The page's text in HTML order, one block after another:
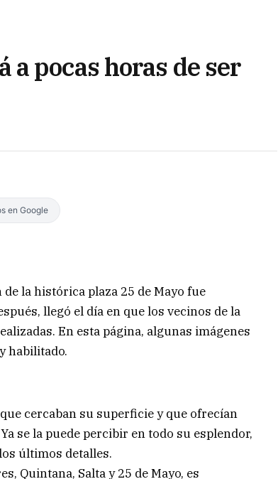
a pocas horas de ser
en Google
la histórica plaza 25 de Mayo fue
llegó el día en que los vecinos de la
En esta página, algunas imágenes
habilitado.
cercaban su superficie y que ofrecían
se la puede percibir en todo su esplendor,
últimos detalles.
Quintana, Salta y 25 de Mayo, es